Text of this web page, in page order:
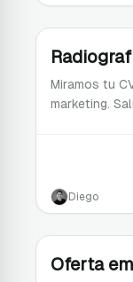
Miramos tu
marketing.
Diego
Oferta